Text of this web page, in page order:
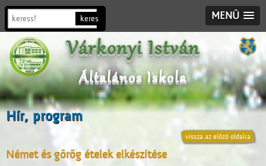
MENÜ
Várkonyi István
Általános Iskola
Hír, program
vissza az előző oldalra
Német és görög ételek elkészítése